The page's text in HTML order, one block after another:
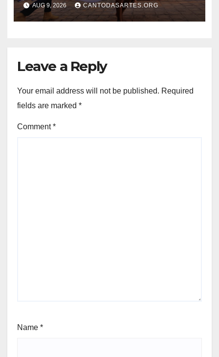
AUG 9, 2026 CANTODASARTES.ORG
Leave a Reply
Your email address will not be published. Required
fields are marked *
Comment*
Name *